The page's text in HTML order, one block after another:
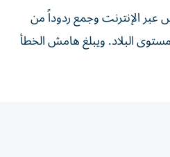
الإنترنت وجمع ردوداً من
مستوى البلاد. ويبلغ هامش الخطأ